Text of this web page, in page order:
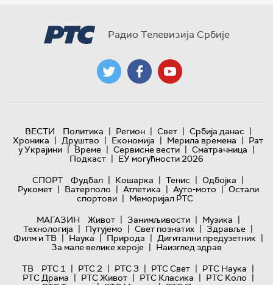
Радио Телевизија Србије
ВЕСТИ Политика | Регион | Свет | Србија данас |
Хроника | Друштво | Економија | Мерила времена | Рат
у Украјини | Време | Сервисне вести | Сматрачница |
Подкаст | ЕУ могућности 2026
СПОРТ
Фудбал | Кошарка | Тенис | Одбојка |
Рукомет | Ватерполо | Атлетика | Ауто-мото | Остали
спортови | Меморијал РТС
МАГАЗИН
Живот | Занимљивости | Музика |
Технологијa | Путујемо | Свет познатих | Здравље |
Филм и ТВ | Наука | Природа | Дигитални предузетник |
За мале велике хероје | Наизглед здрав
ТВ
РТС 1 | РТС 2 | РТС 3 | РТС Свет | РТС Наука |
РТС Драма | РТС Живот | РТС Класика | РТС Коло |